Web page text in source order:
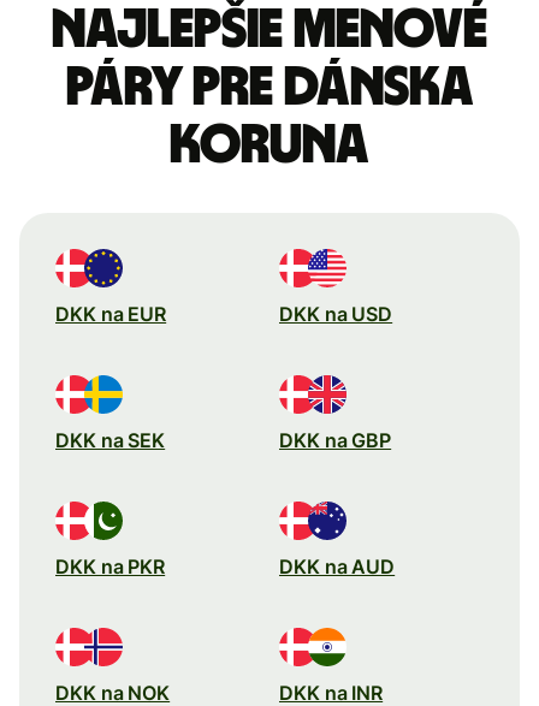
Najlepšie menové
páry pre Dánska
koruna
DKK na EUR DKK na USD
DKK na SEK DKK na GBP
DKK na PKR DKK na AUD
DKK na NOK DKK na INR